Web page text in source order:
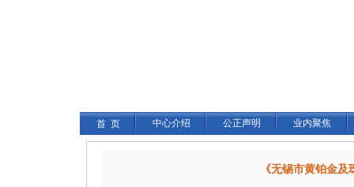
首 页 中心介绍 公正声明 业内聚焦
《无锡市黄铂金